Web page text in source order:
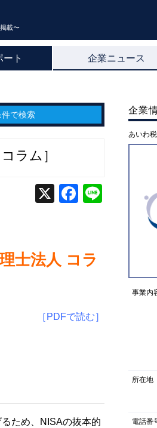
載〜
ト 企業ニュース
で検索
ラム］
士法人 コラ
［PDFで読む］
ため、NISAの抜本的
企業
あいわ
事業内
所在地
電話番